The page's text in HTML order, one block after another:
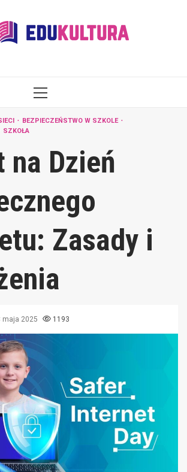
PRIMARY
BEZPIECZEŃSTWO W SZKOLE
SZKOŁA
na Dzień
Zasady i
maja 2025 1193